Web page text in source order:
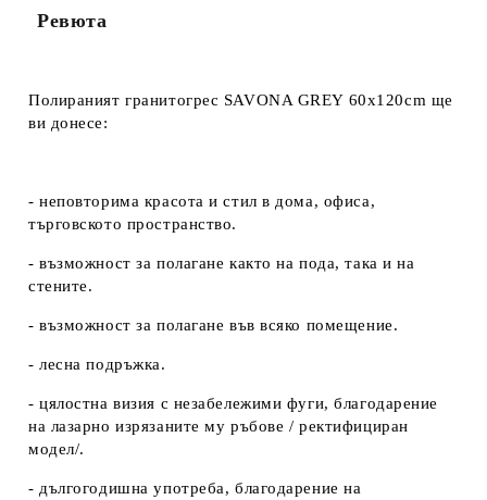
Ревюта
Полираният гранитогрес SAVONA GREY 60x120cm ще
ви донесе:
- неповторима красота и стил в дома, офиса,
търговското пространство.
- възможност за полагане както на пода, така и на
стените.
- възможност за полагане във всяко помещение.
- лесна подръжка.
- цялостна визия с незабележими фуги, благодарение
на лазарно изрязаните му ръбове / ректифициран
модел/.
- дългогодишна употреба, благодарение на